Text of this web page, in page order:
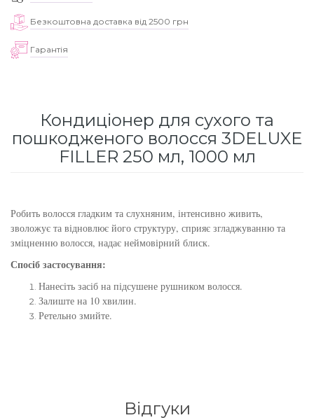
Безкоштовна доставка від 2500 грн
Гарантія
Кондиціонер для сухого та
пошкодженого волосся 3DELUXE
FILLER 250 мл, 1000 мл
Робить волосся гладким та слухняним, інтенсивно живить,
зволожує та відновлює його структуру, сприяє згладжуванню та
зміцненню волосся, надає неймовірний блиск.
Спосіб застосування:
Нанесіть засіб на підсушене рушником волосся.
Залиште на 10 хвилин.
Ретельно змийте.
Відгуки
Кошти від лупи
Сироватка, флюїд для волосся
Subtil Color Lab Instant Detox - Серія детокс
для шкіри голови
кучерявого волосся
Subtil Color Lab Regeneration Absolue –
Серія для відновлення волосся
об'єму тонкого волосся
Subtil Design - Серія стайлінг та ніжний
догляд
Subtil Design Lab - Серія для максимального
збереження кольору волосся
Revlon Professional
Schwarzkopf Professional
Sezavi
Subrina Professional
Technique
Termix
Tico Professional